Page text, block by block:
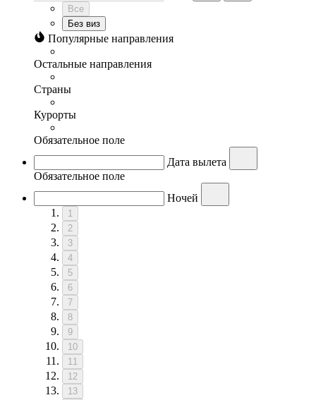
Все
Без виз
Популярные направления
Остальные направления
Страны
Курорты
Обязательное поле
Дата вылета
Обязательное поле
Ночей
1
2
3
4
5
6
7
8
9
10
11
12
13